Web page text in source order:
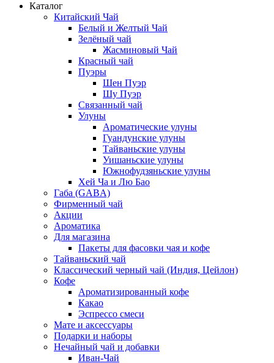
Каталог
Китайский Чай
Белый и Желтый Чай
Зелёный чай
Жасминовый Чай
Красный чай
Пуэры
Шен Пуэр
Шу Пуэр
Связанный чай
Улуны
Ароматические улуны
Гуандунские улуны
Тайваньские улуны
Уишаньские улуны
Южнофудзяньские улуны
Хей Ча и Лю Бао
Габа (GABA)
Фирменный чай
Акции
Ароматика
Для магазина
Пакеты для фасовки чая и кофе
Тайваньский чай
Классический черный чай (Индия, Цейлон)
Кофе
Ароматизированный кофе
Какао
Эспрессо смеси
Мате и аксессуары
Подарки и наборы
Нечайный чай и добавки
Иван-Чай